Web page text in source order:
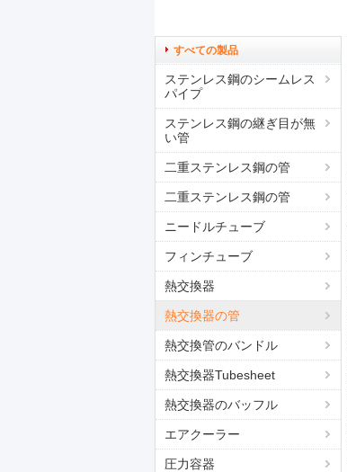
すべての製品
ステンレス鋼のシームレス
パイプ
ステンレス鋼の継ぎ目が無
い管
二重ステンレス鋼の管
二重ステンレス鋼の管
ニードルチューブ
フィンチューブ
熱交換器
熱交換器の管
熱交換管のバンドル
熱交換器Tubesheet
熱交換器のバッフル
エアクーラー
圧力容器